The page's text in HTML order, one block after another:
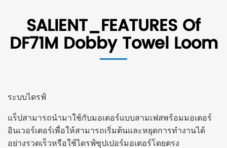
SALIENT_FEATURES Of
DF71M Dobby Towel Loom
ระบบไดรฟ์
แร็ปสามารถนำมาใช้กับมอเตอร์แบบสามเฟสพร้อมมอเตอร์
อินเวอร์เตอร์เพื่อให้สามารถเริ่มต้นและหยุดการทำงานได้
อย่างรวดเร็วหรือใช้ไดรฟ์ซุปเปอร์มอเตอร์โดยตรง